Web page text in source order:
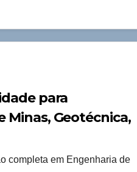
para
Minas, Geotécnica,
completa em Engenharia de